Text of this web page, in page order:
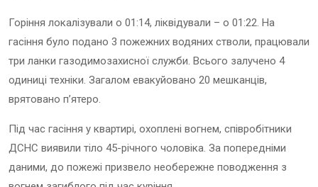
Горіння локалізували о 01:14, ліквідували – о 01:22. На
гасіння було подано 3 пожежних водяних стволи, працювали
три ланки газодимозахисної служби. Всього залучено 4
одиниці техніки. Загалом евакуйовано 20 мешканців,
врятовано п’ятеро.
Під час гасіння у квартирі, охоплені вогнем, співробітники
ДСНС виявили тіло 45-річного чоловіка. За попередніми
даними, до пожежі призвело необережне поводження з